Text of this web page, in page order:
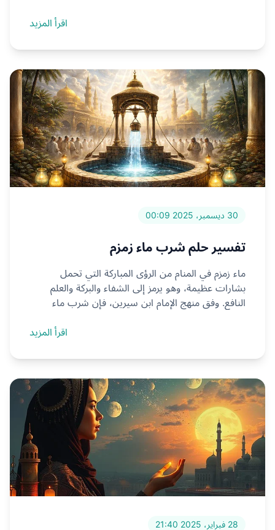
اقرأ المزيد
30 ديسمبر، 2025 00:09
تفسير حلم شرب ماء زمزم
ماء زمزم في المنام من الرؤى المباركة التي تحمل
بشارات عظيمة، وهو يرمز إلى الشفاء والبركة والعلم
النافع. وفق منهج الإمام ابن سيرين، فإن شرب ماء
اقرأ المزيد
28 فبراير، 2025 21:40